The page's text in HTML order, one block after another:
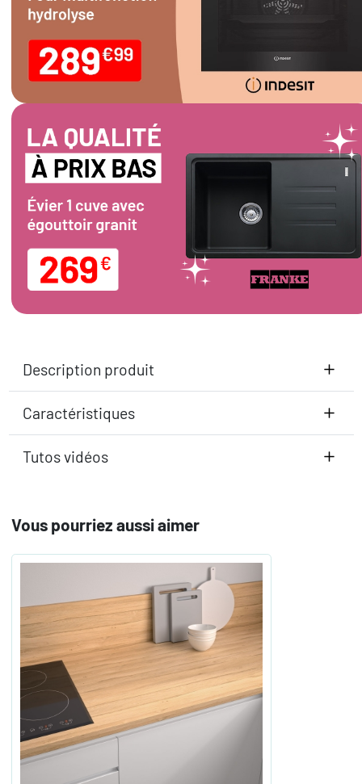
Description produit
Caractéristiques
Tutos vidéos
Vous pourriez aussi aimer